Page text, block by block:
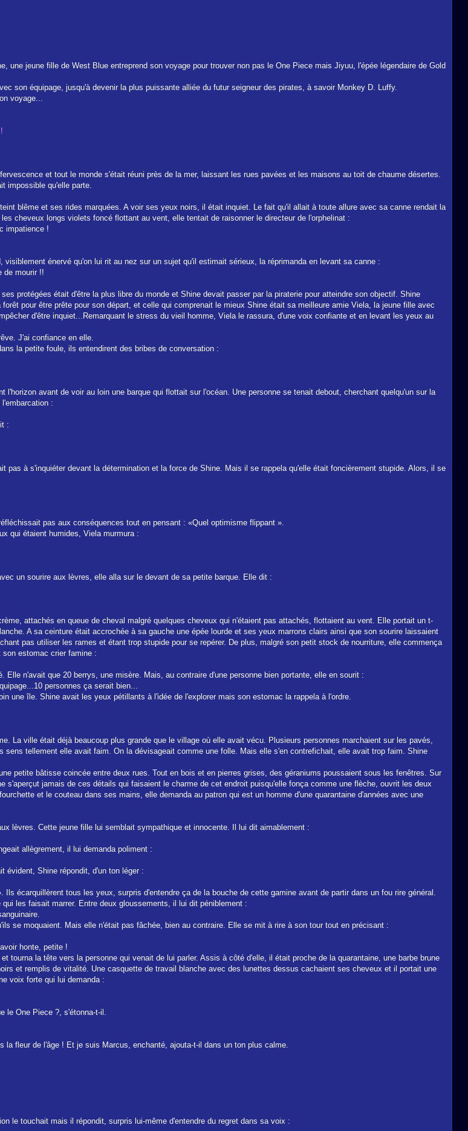
une jeune fille de West Blue entreprend son voyage pour trouver non pas le One Piece mais Jiyuu, l'épée légendaire de Gold
son équipage, jusqu'à devenir la plus puissante alliée du futur seigneur des pirates, à savoir Monkey D. Luffy.
voyage...
et tout le monde s'était réuni près de la mer, laissant les rues pavées et les maisons au toit de chaume désertes.
impossible qu'elle parte.
blême et ses rides marquées. A voir ses yeux noirs, il était inquiet. Le fait qu'il allait à toute allure avec sa canne rendait la
cheveux longs violets foncé flottant au vent, elle tentait de raisonner le directeur de l'orphelinat :
impatience !
énervé qu'on lui rit au nez sur un sujet qu'il estimait sérieux, la réprimanda en levant sa canne :
de mourir !!
protégées était d'être la plus libre du monde et Shine devait passer par la piraterie pour atteindre son objectif. Shine
pour être prête pour son départ, et celle qui comprenait le mieux Shine était sa meilleure amie Viela, la jeune fille avec
d'être inquiet...Remarquant le stress du vieil homme, Viela le rassura, d'une voix confiante et en levant les yeux au
J'ai confiance en elle.
la petite foule, ils entendirent des bribes de conversation :
avant de voir au loin une barque qui flottait sur l'océan. Une personne se tenait debout, cherchant quelqu'un sur la
:
:
pas à s'inquiéter devant la détermination et la force de Shine. Mais il se rappela qu'elle était foncièrement stupide. Alors, il se
pas aux conséquences tout en pensant : «Quel optimisme flippant ».
qui étaient humides, Viela murmura :
un sourire aux lèvres, elle alla sur le devant de sa petite barque. Elle dit :
attachés en queue de cheval malgré quelques cheveux qui n'étaient pas attachés, flottaient au vent. Elle portait un t-
A sa ceinture était accrochée à sa gauche une épée lourde et ses yeux marrons clairs ainsi que son sourire laissaient
pas utiliser les rames et étant trop stupide pour se repérer. De plus, malgré son petit stock de nourriture, elle commença
estomac crier famine :
Elle n'avait que 20 berrys, une misère. Mais, au contraire d'une personne bien portante, elle en sourit :
personnes ça serait bien...
une île. Shine avait les yeux pétillants à l'idée de l'explorer mais son estomac la rappela à l'ordre.
La ville était déjà beaucoup plus grande que le village où elle avait vécu. Plusieurs personnes marchaient sur les pavés,
sens tellement elle avait faim. On la dévisageait comme une folle. Mais elle s'en contrefichait, elle avait trop faim. Shine
petite bâtisse coincée entre deux rues. Tout en bois et en pierres grises, des géraniums poussaient sous les fenêtres. Sur
s'aperçut jamais de ces détails qui faisaient le charme de cet endroit puisqu'elle fonça comme une flèche, ouvrit les deux
et le couteau dans ses mains, elle demanda au patron qui est un homme d'une quarantaine d'années avec une
lèvres. Cette jeune fille lui semblait sympathique et innocente. Il lui dit aimablement :
allègrement, il lui demanda poliment :
évident, Shine répondit, d'un ton léger :
écarquillèrent tous les yeux, surpris d'entendre ça de la bouche de cette gamine avant de partir dans un fou rire général.
les faisait marrer. Entre deux gloussements, il lui dit péniblement :
se moquaient. Mais elle n'était pas fâchée, bien au contraire. Elle se mit à rire à son tour tout en précisant :
honte, petite !
tourna la tête vers la personne qui venait de lui parler. Assis à côté d'elle, il était proche de la quarantaine, une barbe brune
et remplis de vitalité. Une casquette de travail blanche avec des lunettes dessus cachaient ses cheveux et il portait une
voix forte qui lui demanda :
le One Piece ?, s'étonna-t-il.
fleur de l'âge ! Et je suis Marcus, enchanté, ajouta-t-il dans un ton plus calme.
le touchait mais il répondit, surpris lui-même d'entendre du regret dans sa voix :